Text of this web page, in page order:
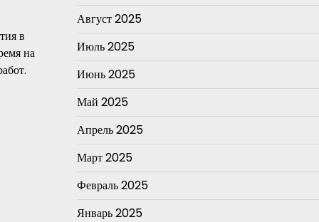
в
на
Август 2025
Июль 2025
Июнь 2025
Май 2025
Апрель 2025
Март 2025
Февраль 2025
Январь 2025